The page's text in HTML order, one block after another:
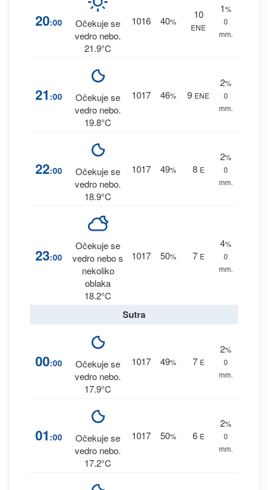
20:00
Očekuje se
vedro nebo.
21.9°C
1016 40%
10
ENE
1%
0
mm.
21 :00
Očekuje se
vedro nebo.
19.8°C
1017 46% 9 ENE
2%
0
mm.
22:00
Očekuje se
vedro nebo.
18.9°C
1017 49% 8 E
2%
0
mm.
23:00
Očekuje se
vedro nebo s
nekoliko
oblaka
18.2°C
1017 50% 7 E
4%
0
mm.
Sutra
00:00
Očekuje se
vedro nebo.
17.9°C
1017 49% 7 E
2%
0
mm.
01 :00
Očekuje se
vedro nebo.
17.2°C
1017 50% 6 E
2%
0
mm.